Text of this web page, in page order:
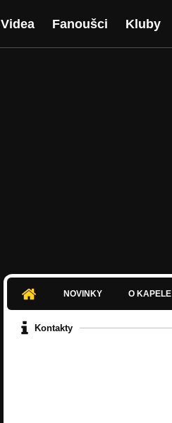
Videa Fanoušci Kluby
NOVINKY O KAPELE
Kontakty